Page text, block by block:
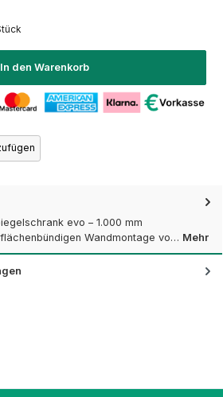
In den Warenkorb
evo – 1.000 mm
Wandmontage vo… Mehr